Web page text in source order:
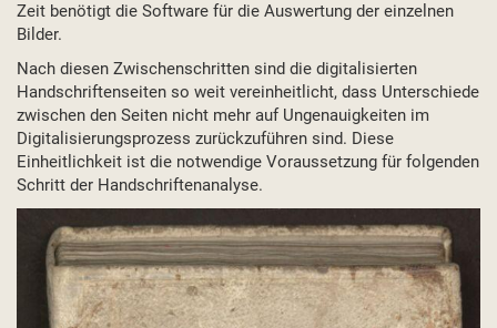
Zeit benötigt die Software für die Auswertung der einzelnen
Bilder.
Nach diesen Zwischenschritten sind die digitalisierten
Handschriftenseiten so weit vereinheitlicht, dass Unterschiede
zwischen den Seiten nicht mehr auf Ungenauigkeiten im
Digitalisierungsprozess zurückzuführen sind. Diese
Einheitlichkeit ist die notwendige Voraussetzung für folgenden
Schritt der Handschriftenanalyse.